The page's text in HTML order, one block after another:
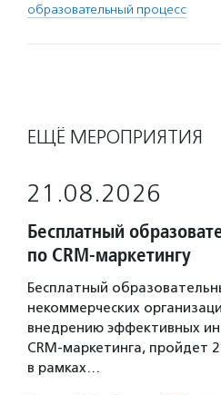
образовательный процесс
ЕЩЁ МЕРОПРИЯТИЯ
21.08.2026
Бесплатный
по CRM-маркетингу
Бесплатный
некоммерческих
внедрению эффективных
CRM-маркетинга, пройдет
в рамках…